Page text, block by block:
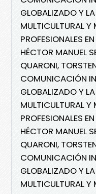
GLOBALIZADO Y
MULTICULTURAL Y
PROFESIONALES
HÉCTOR MANUEL
QUARONI,
COMUNICACIÓN
GLOBALIZADO Y
MULTICULTURAL Y
PROFESIONALES
HÉCTOR MANUEL
QUARONI,
COMUNICACIÓN
GLOBALIZADO Y
MULTICULTURAL Y